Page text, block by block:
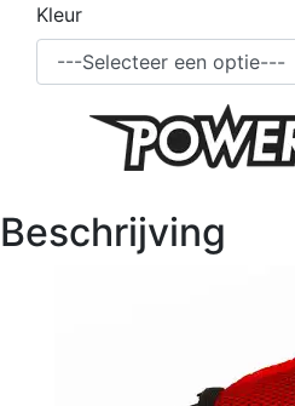
Kleur
Beschrijving